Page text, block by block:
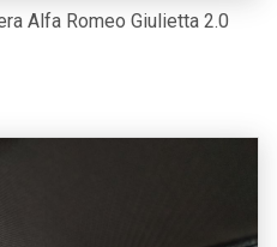
Alfa Romeo Giulietta 2.0